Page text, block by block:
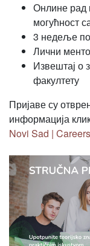
Онлине рад
могућност
3 недеље
Лични
Извештај о
факултету
Пријаве су
информација
Novi Sad |